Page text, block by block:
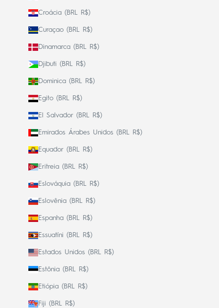
Croácia (BRL R$)
Curaçao (BRL R$)
Dinamarca (BRL R$)
Djibuti (BRL R$)
Dominica (BRL R$)
Egito (BRL R$)
El Salvador (BRL R$)
Emirados Árabes Unidos (BRL R$)
Equador (BRL R$)
Eritreia (BRL R$)
Eslováquia (BRL R$)
Eslovênia (BRL R$)
Espanha (BRL R$)
Essuatíni (BRL R$)
Estados Unidos (BRL R$)
Estônia (BRL R$)
Etiópia (BRL R$)
Fiji (BRL R$)